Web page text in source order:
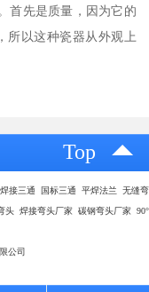
首先是质量，因为它的
所以这种瓷器从外观上
Top
接三通 国标三通 平焊法兰 无缝弯
焊接弯头厂家 碳钢弯头厂家 90°
公司